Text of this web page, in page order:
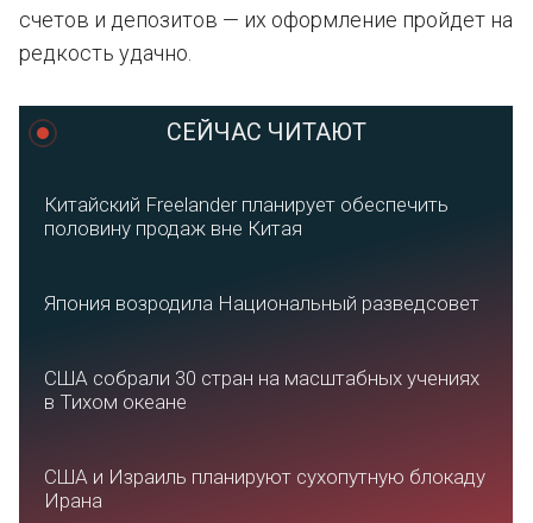
счетов и депозитов — их оформление пройдет на
редкость удачно.
СЕЙЧАС ЧИТАЮТ
Китайский Freelander планирует обеспечить
половину продаж вне Китая
Япония возродила Национальный разведсовет
США собрали 30 стран на масштабных учениях
в Тихом океане
США и Израиль планируют сухопутную блокаду
Ирана